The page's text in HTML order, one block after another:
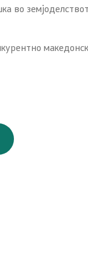
во